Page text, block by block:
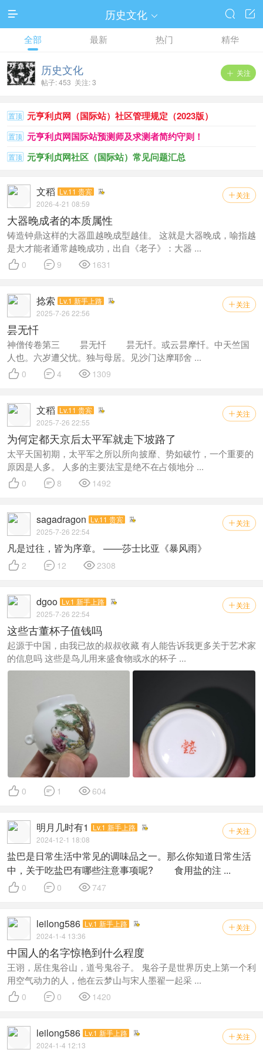
 历史文化  

全部 最新 热门 精华
 关注
历史文化
帖子: 453 关注: 3
置顶 元亨利贞网（国际站）社区管理规定（2023版）
置顶 元亨利贞网国际站预测师及求测者简约守则！
置顶 元亨利贞网社区（国际站）常见问题汇总
 关注
文稻 Lv.11 贵宾
2026-4-21 08:59
大器晚成者的本质属性
铸造钟鼎这样的大器皿越晚成型越佳。 这就是大器晚成，喻指越
是大才能者通常越晚成功，出自《老子》：大器 ...
 0  9  1631
 关注
捻索 Lv.1 新手上路
2025-7-26 22:56
昙无忏
神僧传卷第三 昙无忏 昙无忏。或云昙摩忏。中天竺国
人也。六岁遭父忧。独与母居。见沙门达摩耶舍 ...
 0  4  1309
 关注
文稻 Lv.11 贵宾
2025-7-26 22:55
为何定都天京后太平军就走下坡路了
太平天国初期，太平军之所以所向披靡、势如破竹，一个重要的
原因是人多。 人多的主要法宝是绝不在占领地分 ...
 0  8  1492
 关注
sagadragon Lv.11 贵宾
2025-7-26 22:54
凡是过往，皆为序章。 ——莎士比亚《暴风雨》
 2  12 2308
 关注
dgoo Lv.1 新手上路
2025-7-26 22:54
这些古董杯子值钱吗
起源于中国，由我已故的叔叔收藏 有人能告诉我更多关于艺术家
的信息吗 这些是鸟儿用来盛食物或水的杯子 ...
 0  1  604
 关注
明月几时有1
Lv.1 新手上路
2024-12-1 18:08
盐巴是日常生活中常见的调味品之一。那么你知道日常生活
中，关于吃盐巴有哪些注意事项呢? 食用盐的注 ...
 0  0  747
 关注
leilong586 Lv.1 新手上路
2024-1-4 13:36
中国人的名字惊艳到什么程度
王诩，居住鬼谷山，道号鬼谷子。 鬼谷子是世界历史上第一个利
用空气动力的人，他在云梦山与宋人墨翟一起采 ...
 0  0  1420
 关注
leilong586 Lv.1 新手上路
2024-1-4 12:13